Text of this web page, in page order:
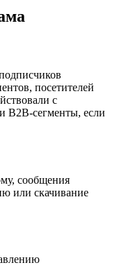
посетителей
с
B2B-сегменты, если
сообщения
или скачивание